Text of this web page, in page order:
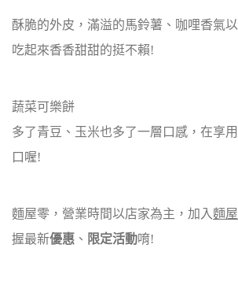
酥脆的外皮，滿溢的馬鈴薯、咖哩香氣
吃起來香香甜甜的挺不賴!
蔬菜可樂餅
多了青豆、玉米也多了一層口感，在享
口喔!
麵屋零，營業時間以店家為主，加入麵
握最新優惠 、 限定活動唷!